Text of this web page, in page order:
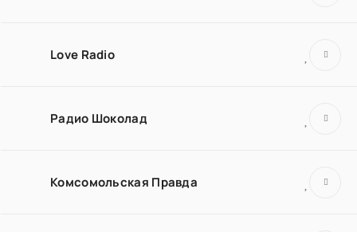
Love Radio
Радио Шоколад
Комсомольская Правда